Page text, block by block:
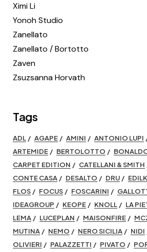
Ximi Li
Yonoh Studio
Zanellato
Zanellato / Bortotto
Zaven
Zsuzsanna Horvath
Tags
ADL AGAPE AMINI ANTONIO LUPI
ARTEMIDE
BERTOLOTTO
CARPET EDITION
CATELLANI & SMITH
CONTE CASA
DESALTO DRU
FLOS
FOCUS FOSCARINI
IDEAGROUP
KEOPE KNOLL
LA
LEMA
LUCEPLAN MAISONFIRE
MUTINA
NEMO NERO SICILIA NIDI
OLIVIERI
PALAZZETTI PIVATO